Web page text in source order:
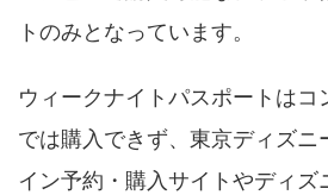
トのみとなっています。
ウィークナイトパスポートはコ
では購入できず、東京ディズニ
イン予約・購入サイトやディ